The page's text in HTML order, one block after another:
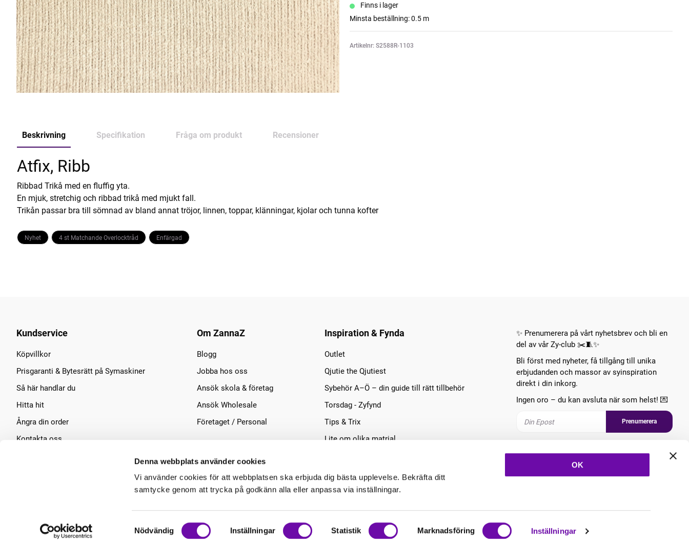
Denna webbplats använder cookies
Vi använder cookies för att webbplatsen ska erbjuda dig bästa upplevelse. Bekräfta ditt
samtycke genom att trycka på godkänn alla eller anpassa via inställningar.
Samtyckesval
Nödvändig Inställningar Statistik Marknadsföring Inställningar
OK
Finns i lager
Minsta beställning: 0.5 m
Artikelnr: S2588R-1103
Beskrivning Specifikation Fråga om produkt Recensioner
Atfix, Ribb
Ribbad Trikå med en fluffig yta.
En mjuk, stretchig och ribbad trikå med mjukt fall.
Trikån passar bra till sömnad av bland annat tröjor, linnen, toppar, klänningar, kjolar och tunna kofter
Nyhet 4 st Matchande Overlocktråd Enfärgad
Kundservice
Köpvillkor
Prisgaranti & Bytesrätt på Symaskiner
Så här handlar du
Hitta hit
Ångra din order
Kontakta oss
Om ZannaZ
Blogg
Jobba hos oss
Ansök skola & företag
Ansök Wholesale
Företaget / Personal
Inspiration & Fynda
Outlet
Qjutie the Qjutiest
Sybehör A–Ö – din guide till rätt tillbehör
Torsdag - Zyfynd
Tips & Trix
Lite om olika matrial
✨ Prenumerera på vårt nyhetsbrev och bli en
del av vår Zy-club ✂️🧵✨
Bli först med nyheter, få tillgång till unika
erbjudanden och massor av syinspiration
direkt i din inkorg.
Ingen oro – du kan avsluta när som helst! 💌
Prenumerera
. Copyright © 2026 ZannaZ Skapad med